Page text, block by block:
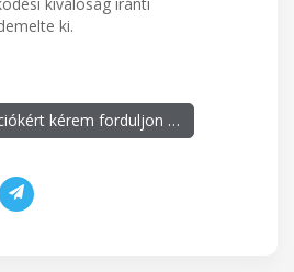
kiválóság iránti
ki.
kérem forduljon …